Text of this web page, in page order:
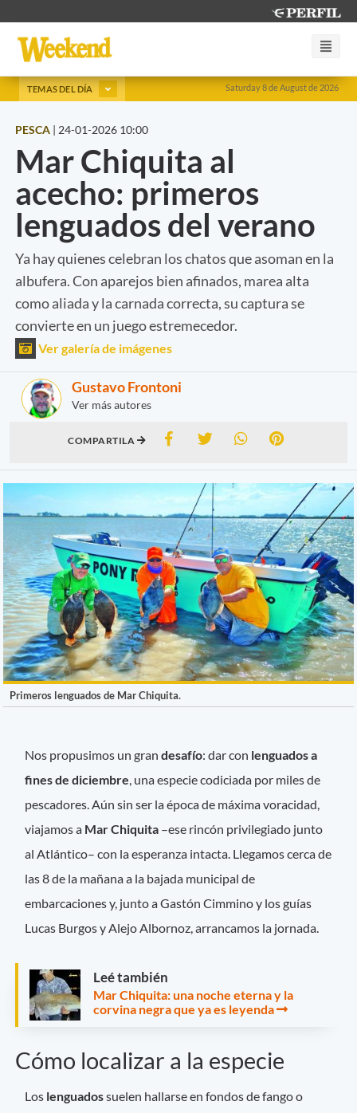
Saturday 8 de August de 2026
TEMAS DEL DÍA
PESCA | 24-01-2026 10:00
Mar Chiquita al
acecho: primeros
lenguados del verano
Ya hay quienes celebran los chatos que asoman en la
albufera. Con aparejos bien afinados, marea alta
como aliada y la carnada correcta, su captura se
convierte en un juego estremecedor.
Ver galería de imágenes
Gustavo Frontoni
Ver más autores
COMPARTILA
Primeros lenguados de Mar Chiquita.
Nos propusimos un grandesafío: dar con lenguados a
fines de diciembre , una especie codiciada por miles de
pescadores. Aún sin ser la época de máxima voracidad,
viajamos a Mar Chiquita –ese rincón privilegiado junto
al Atlántico– con la esperanza intacta. Llegamos cerca de
las 8 de la mañana a la bajada municipal de
embarcaciones y, junto a Gastón Cimmino y los guías
Lucas Burgos y Alejo Albornoz, arrancamos la jornada.
Leé también
Mar Chiquita: una noche eterna y la
corvina negra que ya es leyenda
Cómo localizar a la especie
Los lenguadossuelen hallarse en fondos de fango o